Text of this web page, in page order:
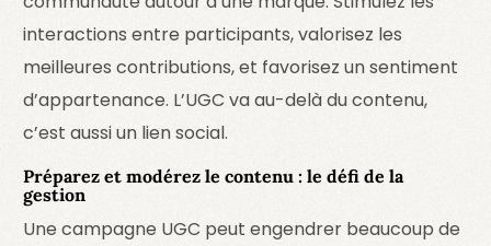
interactions entre participants, valorisez les
meilleures contributions, et favorisez un sentiment
d’appartenance. L’UGC va au-delà du contenu,
c’est aussi un lien social.
Préparez et modérez le contenu : le défi de la
gestion
Une campagne UGC peut engendrer beaucoup de